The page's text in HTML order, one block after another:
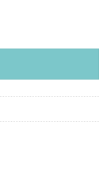
cantidad